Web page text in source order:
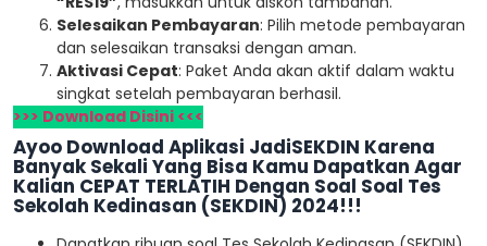
Selesaikan Pembayaran: Pilih metode pembayaran
dan selesaikan transaksi dengan aman.
Aktivasi Cepat: Paket Anda akan aktif dalam waktu
singkat setelah pembayaran berhasil.
>>> Download Disini <<<
Ayoo Download Aplikasi JadiSEKDIN Karena
Banyak Sekali Yang Bisa Kamu Dapatkan Agar
Kalian CEPAT TERLATIH Dengan Soal Soal Tes
Sekolah Kedinasan (SEKDIN) 2024!!!